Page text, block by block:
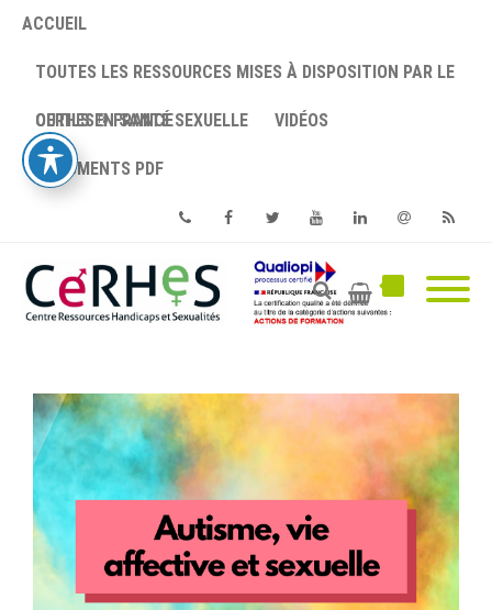
ACCUEIL
TOUTES LES RESSOURCES MISES À DISPOSITION PAR LE
CERHES® FRANCE
OUTILS EN SANTÉ SEXUELLE VIDÉOS
DOCUMENTS PDF
PhoneFacebookTwitterYoutube